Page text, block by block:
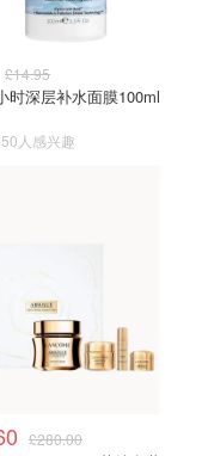
家庭的照片。我祈
为你们欢呼。感谢
产之上，续写阿耳
£14.95
小时深层补水面膜100ml
人感兴趣
£280.00